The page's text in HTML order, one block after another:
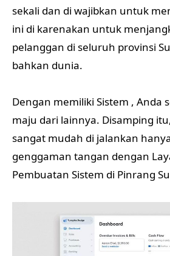
sekali dan di wajibkan untuk
ini di karenakan untuk
pelanggan di seluruh provinsi
bahkan dunia.
Dengan memiliki Sistem , Anda
maju dari lainnya. Disamping
sangat mudah di jalankan
genggaman tangan dengan
Pembuatan Sistem di Pinrang